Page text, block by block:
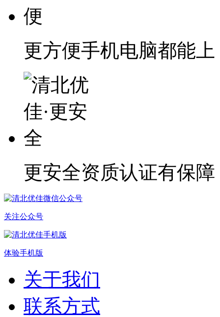
更方便手机电脑都能上
更安全资质认证有保障
关注公众号
体验手机版
关于我们
联系方式